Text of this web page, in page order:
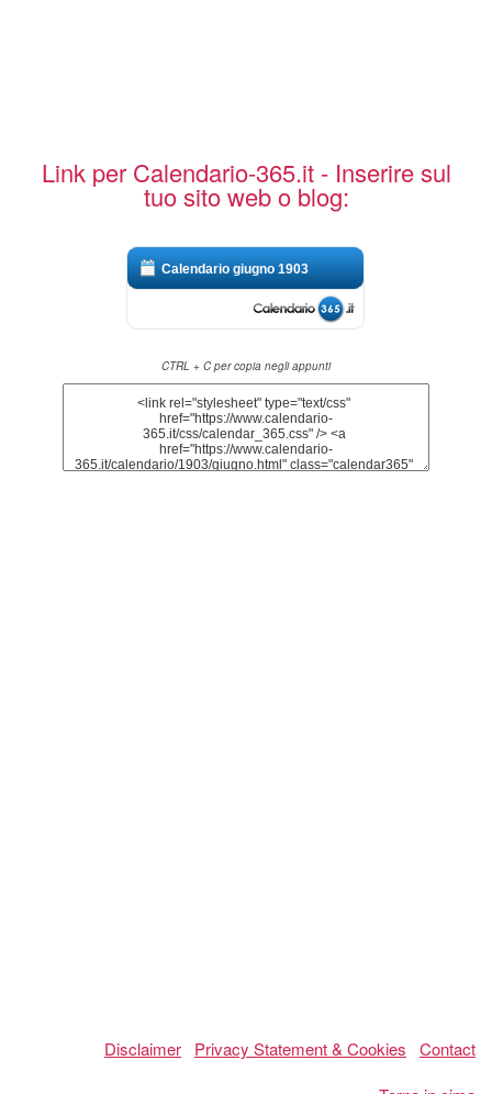
Link per Calendario-365.it - Inserire sul
tuo sito web o blog:
Calendario giugno 1903
CTRL + C per copia negli appunti
Disclaimer Privacy Statement & Cookies
Contact